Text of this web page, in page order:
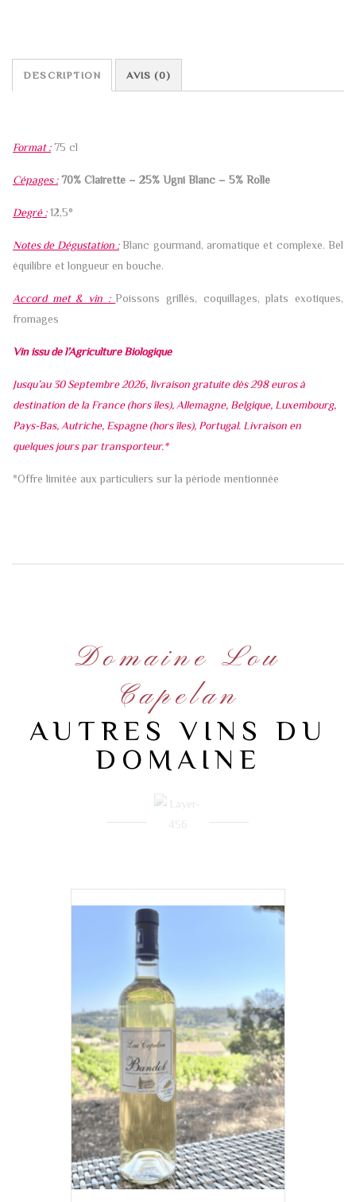
DESCRIPTION AVIS (0)
Format :75 cl
Cépages :70% Clairette – 25% Ugni Blanc – 5% Rolle
Degré :12,5°
Notes de Dégustation :Blanc gourmand, aromatique et complexe. Bel
équilibre et longueur en bouche.
Accord met & vin : Poissons grillés, coquillages, plats exotiques,
fromages
Vin issu de l’Agriculture Biologique
Jusqu’au 30 Septembre 2026, livraison gratuite dès 298 euros à
destination de la France (hors îles), Allemagne, Belgique, Luxembourg,
Pays-Bas, Autriche, Espagne (hors îles), Portugal. Livraison en
quelques jours par transporteur.*
*Offre limitée aux particuliers sur la période mentionnée
Domaine Lou
Capelan
AUTRES VINS DU
DOMAINE